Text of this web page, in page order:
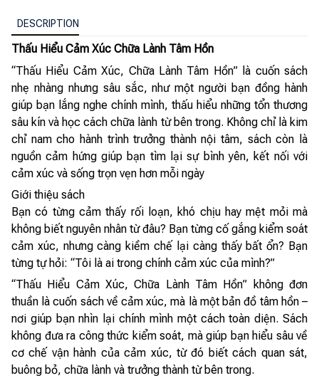
DESCRIPTION
Thấu Hiểu Cảm Xúc Chữa Lành Tâm Hồn
“Thấu Hiểu Cảm Xúc, Chữa Lành Tâm Hồn” là cuốn sách
nhẹ nhàng nhưng sâu sắc, như một người bạn đồng hành
giúp bạn lắng nghe chính mình, thấu hiểu những tổn thương
sâu kín và học cách chữa lành từ bên trong. Không chỉ là kim
chỉ nam cho hành trình trưởng thành nội tâm, sách còn là
nguồn cảm hứng giúp bạn tìm lại sự bình yên, kết nối với
cảm xúc và sống trọn vẹn hơn mỗi ngày
Giới thiệu sách
Bạn có từng cảm thấy rối loạn, khó chịu hay mệt mỏi mà
không biết nguyên nhân từ đâu? Bạn từng cố gắng kiểm soát
cảm xúc, nhưng càng kiềm chế lại càng thấy bất ổn? Bạn
từng tự hỏi: “Tôi là ai trong chính cảm xúc của mình?”
“Thấu Hiểu Cảm Xúc, Chữa Lành Tâm Hồn” không đơn
thuần là cuốn sách về cảm xúc, mà là một bản đồ tâm hồn –
nơi giúp bạn nhìn lại chính mình một cách toàn diện. Sách
không đưa ra công thức kiểm soát, mà giúp bạn hiểu sâu về
cơ chế vận hành của cảm xúc, từ đó biết cách quan sát,
buông bỏ, chữa lành và trưởng thành từ bên trong.